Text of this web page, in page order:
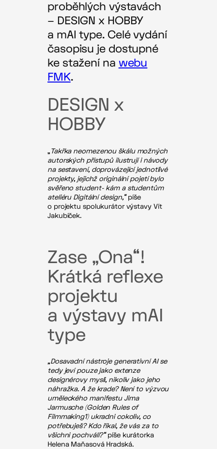
proběhlých výstavách
– DESIGN x HOBBY
a mAI type. Celé vydání
časopisu je dostupné
ke stažení na webu
FMK.
DESIGN x
HOBBY
„Takřka neomezenou škálu možných
autorských přístupů ilustrují i návody
na sestavení, doprovázející jednotlivé
projekty, jejichž originální pojetí bylo
svěřeno student- kám a studentům
ateliéru Digitální design,“píše
o projektu spolukurátor výstavy Vít
Jakubíček.
Zase „Ona“!
Krátká reflexe
projektu
a výstavy mAI
type
„Dosavadní nástroje generativní AI se
tedy jeví pouze jako extenze
designérovy mysli, nikoliv jako jeho
náhražka. A že krade? Není to výzvou
uměleckého manifestu Jima
Jarmusche (Golden Rules of
Filmmaking1) ukradni cokoliv, co
potřebuješ? Kdo říkal, že vás za to
všichni pochválí?“píše kurátorka
Helena Maňasová Hradská.